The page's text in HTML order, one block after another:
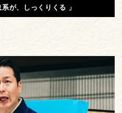
系が、しっくりくる 」